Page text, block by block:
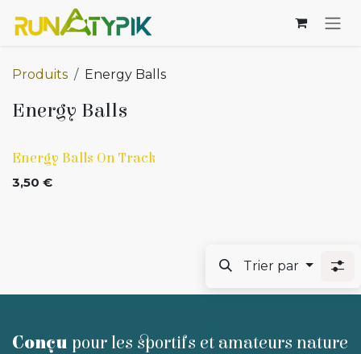
Se rendre au contenu
Produits Energy Balls
Energy Balls
Nouveau, Belge !!!
Energy Balls On Track
3,50 €
Trier par
Conçu pour les sportifs et amateurs nature